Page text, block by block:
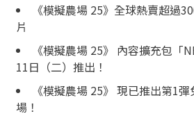
《模擬農場 25》全球熱賣超過
片
《模擬農場 25》 內容擴充包「
11日（二）推出！
《模擬農場 25》 現已推出第1
場！